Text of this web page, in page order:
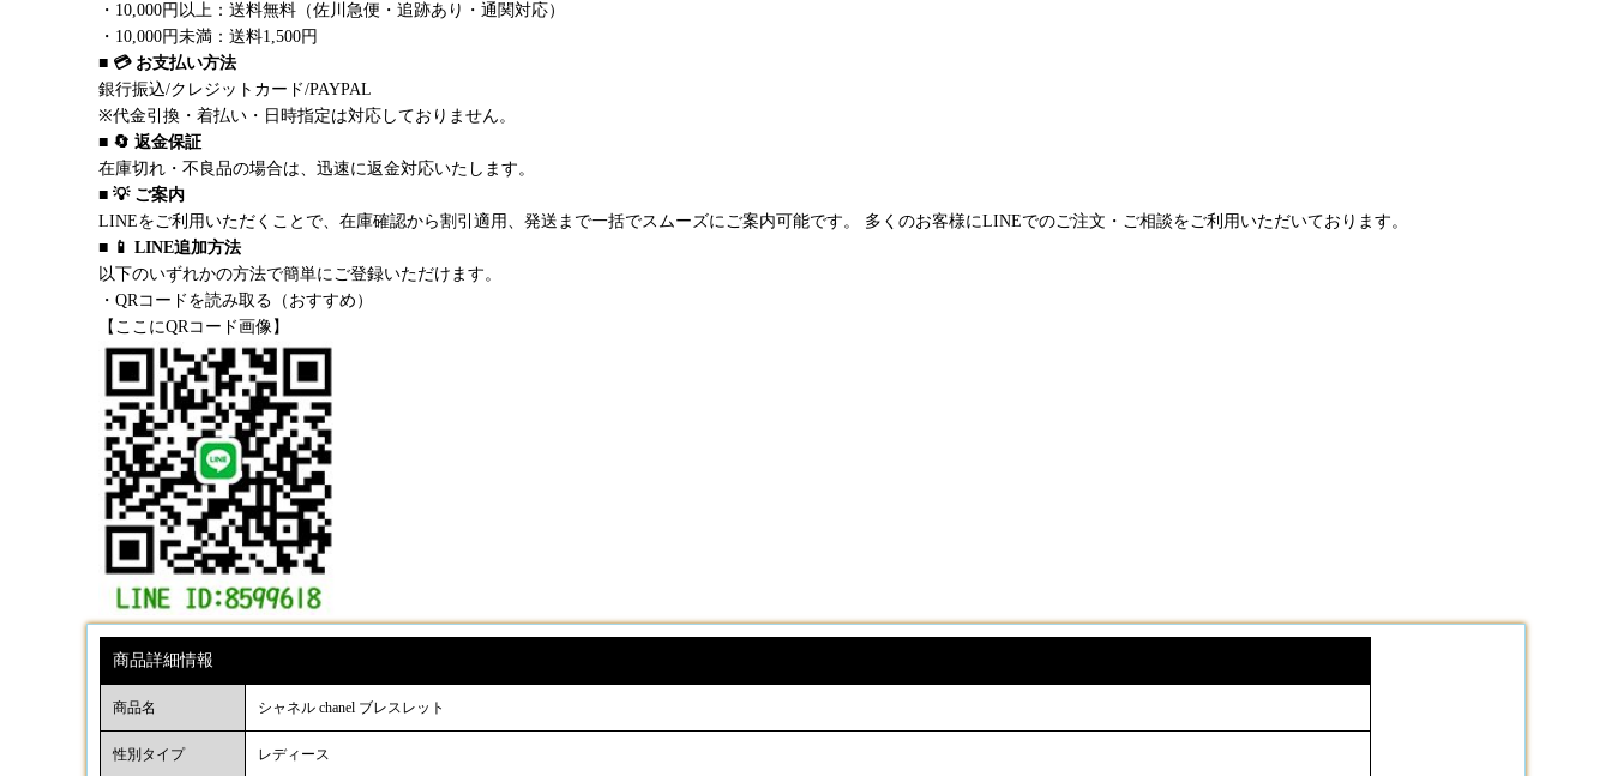
・10,000円以上：送料無料（佐川急便・追跡あり・通関対応）
・10,000円未満：送料1,500円
■ 💳 お支払い方法
銀行振込/クレジットカード/PAYPAL
※代金引換・着払い・日時指定は対応しておりません。
■ 🔄 返金保証
在庫切れ・不良品の場合は、迅速に返金対応いたします。
■ 💡 ご案内
LINEをご利用いただくことで、在庫確認から割引適用、発送まで一括でスムーズにご案内可能です。 多くのお客様にLINEでのご注文・ご相談をご利用いただいております。
■ 📱 LINE追加方法
以下のいずれかの方法で簡単にご登録いただけます。
・QRコードを読み取る（おすすめ）
【ここにQRコード画像】
商品詳細情報
商品名 シャネル chanel ブレスレット
性別タイプ レディース